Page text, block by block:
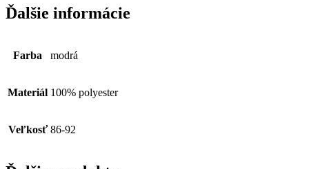
Ďalšie informácie
Farba modrá
Materiál 100% polyester
Veľkosť 86-92